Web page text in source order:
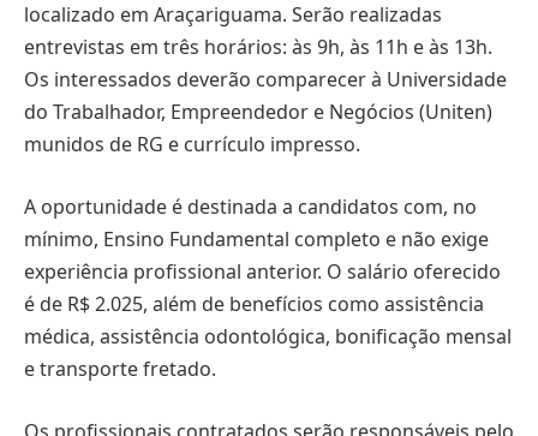
localizado em Araçariguama. Serão realizadas
entrevistas em três horários: às 9h, às 11h e às 13h.
Os interessados deverão comparecer à Universidade
do Trabalhador, Empreendedor e Negócios (Uniten)
munidos de RG e currículo impresso.
A oportunidade é destinada a candidatos com, no
mínimo, Ensino Fundamental completo e não exige
experiência profissional anterior. O salário oferecido
é de R$ 2.025, além de benefícios como assistência
médica, assistência odontológica, bonificação mensal
e transporte fretado.
Os profissionais contratados serão responsáveis pelo